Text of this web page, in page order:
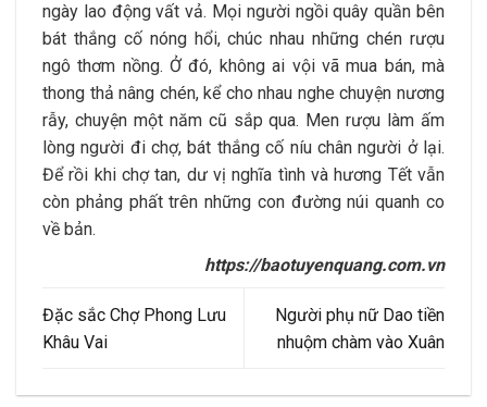
ngày lao động vất vả. Mọi người ngồi quây quần bên
bát thắng cố nóng hổi, chúc nhau những chén rượu
ngô thơm nồng. Ở đó, không ai vội vã mua bán, mà
thong thả nâng chén, kể cho nhau nghe chuyện nương
rẫy, chuyện một năm cũ sắp qua. Men rượu làm ấm
lòng người đi chợ, bát thắng cố níu chân người ở lại.
Để rồi khi chợ tan, dư vị nghĩa tình và hương Tết vẫn
còn phảng phất trên những con đường núi quanh co
về bản.
https://baotuyenquang.com.vn
Đặc sắc Chợ Phong Lưu
Khâu Vai
Người phụ nữ Dao tiền
nhuộm chàm vào Xuân